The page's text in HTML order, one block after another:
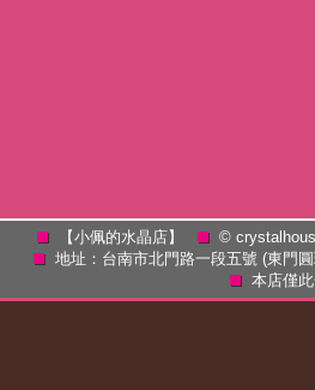
【小佩的水晶店】 ©
地址：台南市北門路一段五號 (東門
本店僅